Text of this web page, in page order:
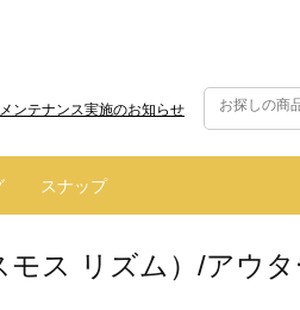
ンテナンス実施のお知らせ
スナップ
ス リズム）/アウタ